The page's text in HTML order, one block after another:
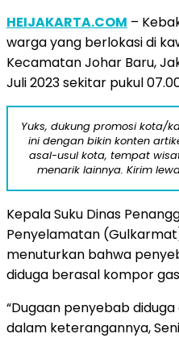
HEIJAKARTA.COM –
warga yang berlokasi di
Kecamatan Johar Baru,
Juli 2023 sekitar pukul
Yuks, dukung promosi kota/
ini dengan bikin konten
asal-usul kota, tempat
menarik lainnya. Kirim
Kepala Suku Dinas
Penyelamatan
menuturkan bahwa
diduga berasal kompor
“Dugaan penyebab
dalam keterangannya,